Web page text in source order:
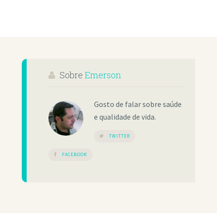
Sobre Emerson
Gosto de falar sobre saúde
e qualidade de vida.
TWITTER
FACEBOOK